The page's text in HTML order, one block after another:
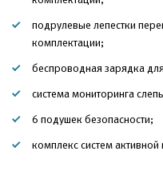
подрулевые лепестки
комплектации;
беспроводная зарядка
система мониторинга
6 подушек безопасности;
комплекс систем активной